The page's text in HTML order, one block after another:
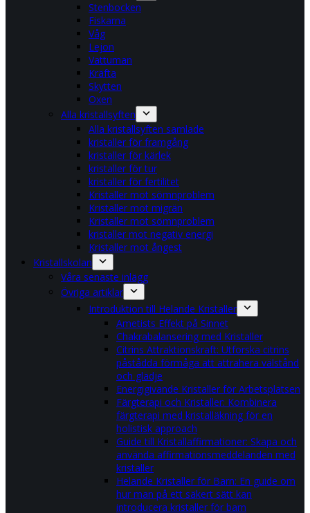
Stenbocken
Fiskarna
Våg
Lejon
Vattuman
Kräfta
Skytten
Oxen
Alla kristallsyften
Alla kristallsyften samlade
kristaller för framgång
kristaller för kärlek
kristaller för tur
kristaller för fertilitet
Kristaller mot sömnproblem
Kristaller mot migrän
Kristaller mot sömnproblem
kristaller mot negativ energi
Kristaller mot ångest
Kristallskolan
Våra senaste inlägg
Övriga artiklar
Introduktion till Helande Kristaller
Ametists Effekt på Sinnet
Chakrabalansering med Kristaller
Citrins Attraktionskraft: Utforska citrins
påstådda förmåga att attrahera välstånd
och glädje
Energigivande Kristaller för Arbetsplatsen
Färgterapi och Kristaller: Kombinera
färgterapi med kristalläkning för en
holistisk approach
Guide till Kristallaffirmationer: Skapa och
använda affirmationsmeddelanden med
kristaller
Helande Kristaller för Barn: En guide om
hur man på ett säkert sätt kan
introducera kristaller för barn